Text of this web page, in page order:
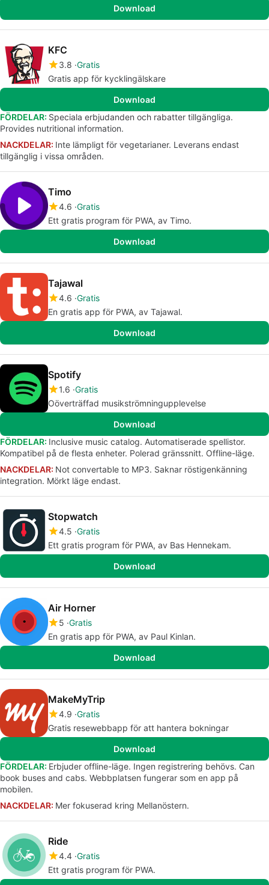
Download
KFC
3.8 Gratis
Gratis app för kycklingälskare
Download
FÖRDELAR: Speciala erbjudanden och rabatter tillgängliga.
Provides nutritional information.
NACKDELAR: Inte lämpligt för vegetarianer. Leverans endast
tillgänglig i vissa områden.
Timo
4.6 Gratis
Ett gratis program för PWA, av Timo.
Download
Tajawal
4.6 Gratis
En gratis app för PWA, av Tajawal.
Download
Spotify
1.6 Gratis
Oöverträffad musikströmningupplevelse
Download
FÖRDELAR: Inclusive music catalog. Automatiserade spellistor.
Kompatibel på de flesta enheter. Polerad gränssnitt. Offline-läge.
NACKDELAR: Not convertable to MP3. Saknar röstigenkänning
integration. Mörkt läge endast.
Stopwatch
4.5 Gratis
Ett gratis program för PWA, av Bas Hennekam.
Download
Air Horner
5 Gratis
En gratis app för PWA, av Paul Kinlan.
Download
MakeMyTrip
4.9 Gratis
Gratis resewebbapp för att hantera bokningar
Download
FÖRDELAR: Erbjuder offline-läge. Ingen registrering behövs. Can
book buses and cabs. Webbplatsen fungerar som en app på
mobilen.
NACKDELAR: Mer fokuserad kring Mellanöstern.
Ride
4.4 Gratis
Ett gratis program för PWA.